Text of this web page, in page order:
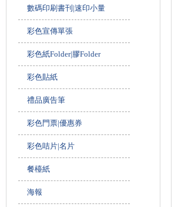
數碼印刷書刊|速印小量
彩色宣傳單張
彩色紙Folder|膠Folder
彩色貼紙
禮品廣告筆
彩色門票|優惠券
彩色咭片|名片
餐檯紙
海報